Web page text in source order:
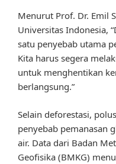
Menurut Prof. Dr. Emil
Universitas Indonesia,
satu penyebab utama
Kita harus segera
untuk menghentikan
berlangsung.”
Selain deforestasi,
penyebab pemanasan
air. Data dari Badan
Geofisika (BMKG)